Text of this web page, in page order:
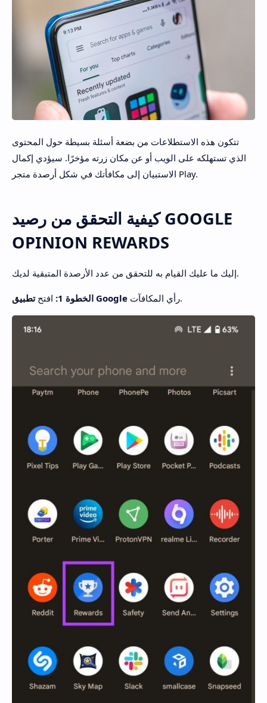
تتكون هذه الاستطلاعات من بضعة أسئلة بسيطة حول المحتوى
الذي تستهلكه على الويب أو عن مكان زرته مؤخرًا. سيؤدي إكمال
الاستبيان إلى مكافأتك في شكل أرصدة متجر Play.
كيفية التحقق من رصيد GOOGLE
OPINION REWARDS
إليك ما عليك القيام به للتحقق من عدد الأرصدة المتبقية لديك.
الخطوة 1: افتح تطبيق Google رأي المكافآت.